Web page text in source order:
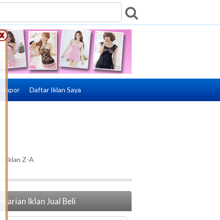
Impor Daftar Iklan Saya
Iklan Z-A
Iklan Jual Beli